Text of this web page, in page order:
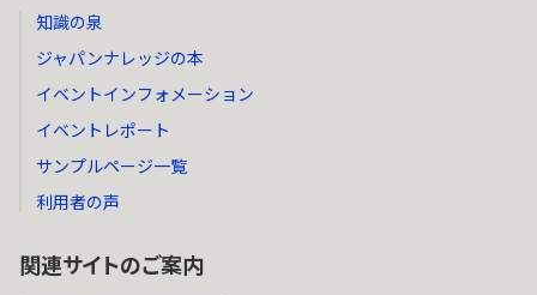
知識の泉
ジャパンナレッジの本
イベントインフォメーション
イベントレポート
サンプルページ一覧
利用者の声
関連サイトのご案内